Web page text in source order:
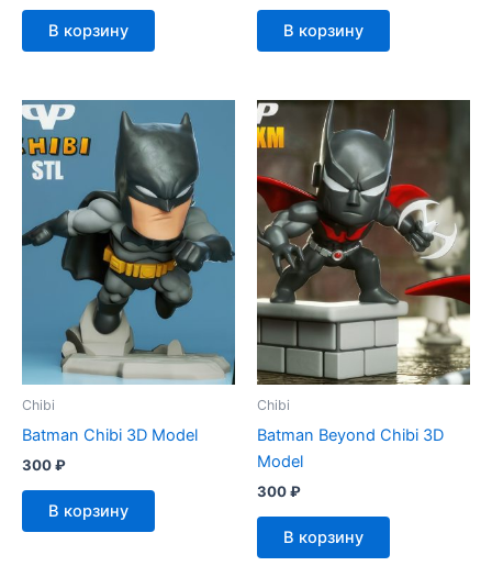
В корзину В корзину
Chibi
Batman Chibi 3D Model
300₽
В корзину
Chibi
Batman Beyond Chibi 3D
Model
300₽
В корзину